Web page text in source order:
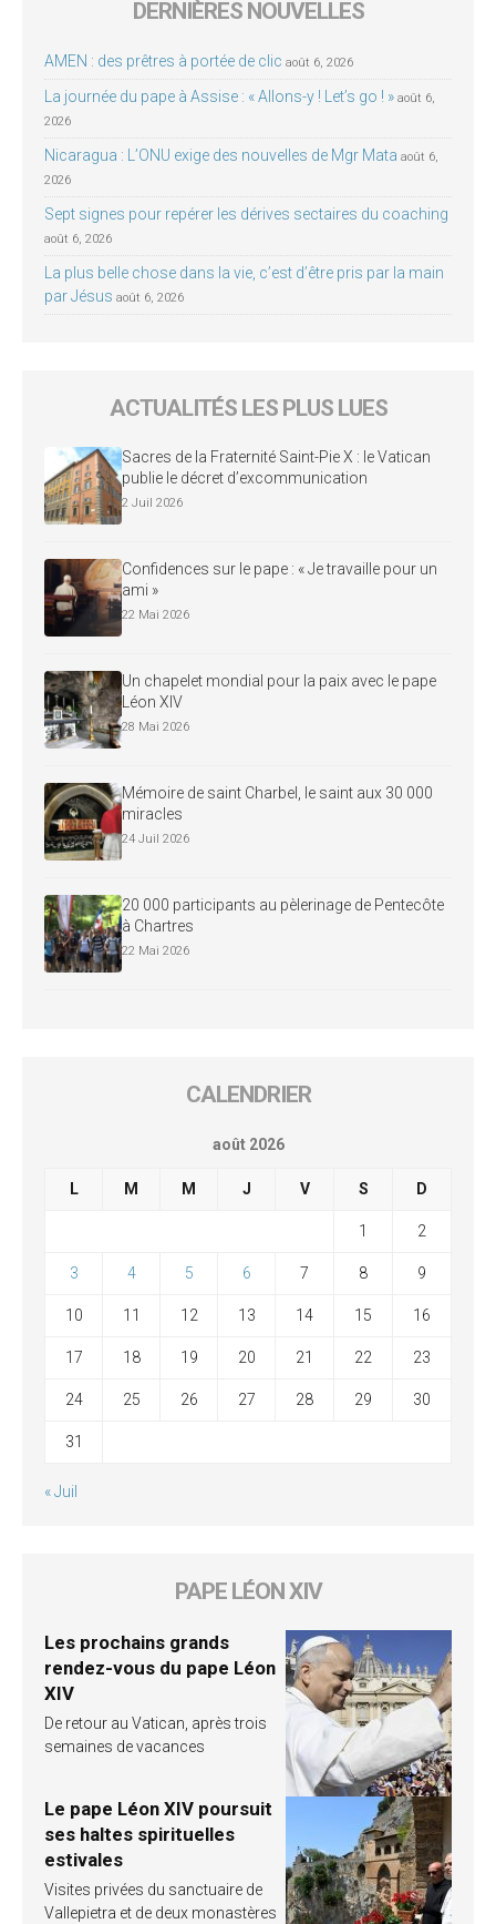
DERNIÈRES NOUVELLES
AMEN : des prêtres à portée de clic août 6, 2026
La journée du pape à Assise : « Allons-y ! Let’s go ! » août 6,
2026
Nicaragua : L’ONU exige des nouvelles de Mgr Mata août 6,
2026
Sept signes pour repérer les dérives sectaires du coaching
août 6, 2026
La plus belle chose dans la vie, c’est d’être pris par la main
par Jésus août 6, 2026
ACTUALITÉS LES PLUS LUES
Sacres de la Fraternité Saint-Pie X : le Vatican
publie le décret d’excommunication
2 Juil 2026
Confidences sur le pape : « Je travaille pour un
ami »
22 Mai 2026
Un chapelet mondial pour la paix avec le pape
Léon XIV
28 Mai 2026
Mémoire de saint Charbel, le saint aux 30 000
miracles
24 Juil 2026
20 000 participants au pèlerinage de Pentecôte
à Chartres
22 Mai 2026
CALENDRIER
août 2026
L M M J V S D
1 2
3 4 5 6 7 8 9
10 11 12 13 14 15 16
17 18 19 20 21 22 23
24 25 26 27 28 29 30
31
« Juil
PAPE LÉON XIV
Les prochains grands
rendez-vous du pape Léon
XIV
De retour au Vatican, après trois
semaines de vacances
Le pape Léon XIV poursuit
ses haltes spirituelles
estivales
Visites privées du sanctuaire de
Vallepietra et de deux monastères